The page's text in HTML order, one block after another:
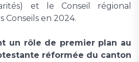
et le Conseil régional
en 2024.
un rôle de premier plan au
réformée du canton